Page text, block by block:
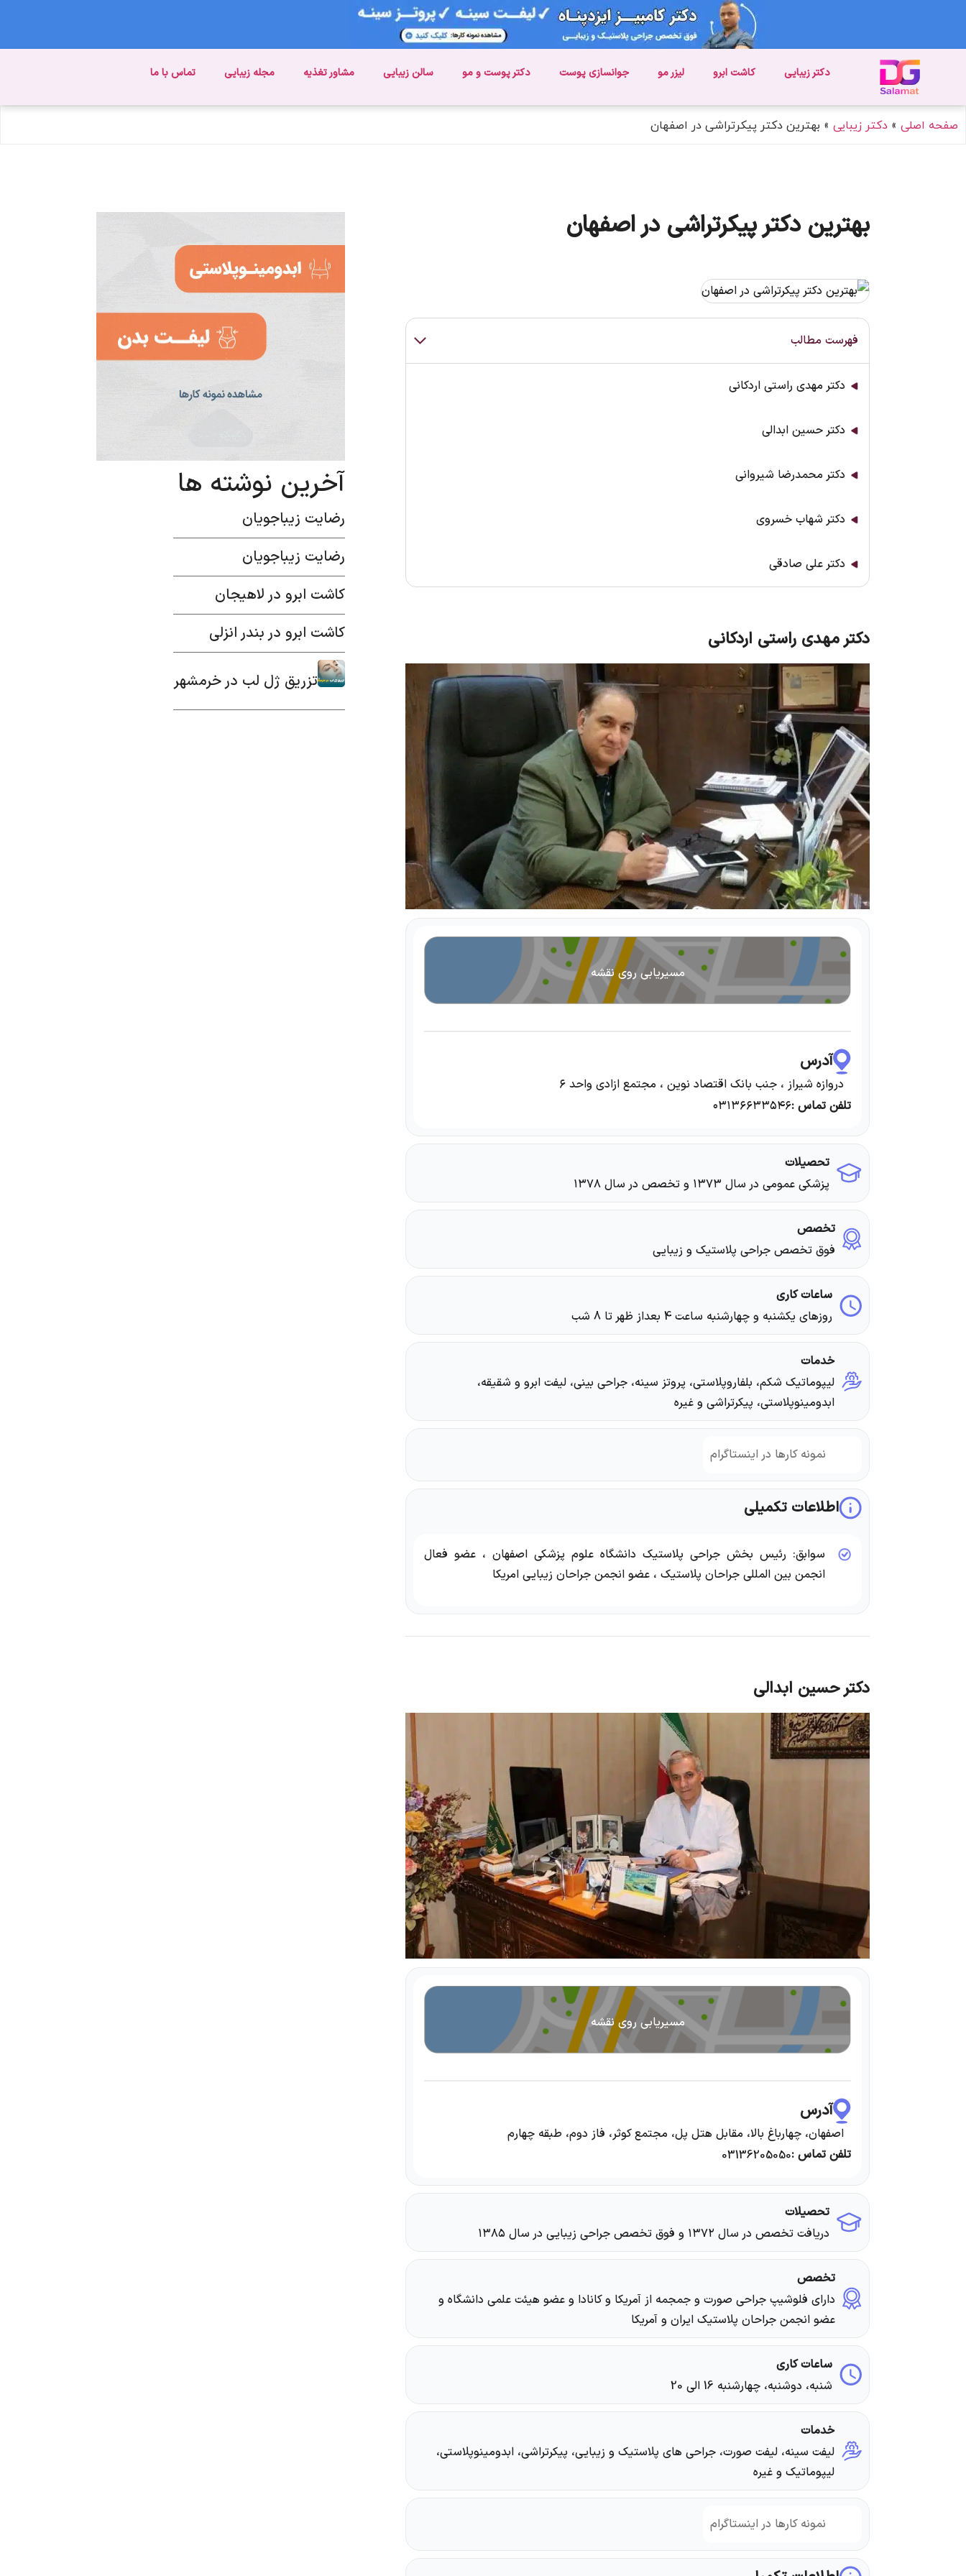
دکتر زیبایی کاشت ابرو لیزر مو جوانسازی پوست دکتر پوست و مو سالن زیبایی مشاور تغذیه مجله زیبایی تماس با ما
صفحه اصلی » دکتر زیبایی » بهترین دکتر پیکرتراشی در اصفهان
آخرین نوشته ها
رضایت زیباجویان
رضایت زیباجویان
کاشت ابرو در لاهیجان
کاشت ابرو در بندر انزلی
تزریق ژل لب در خرمشهر
بهترین دکتر پیکرتراشی در اصفهان
فهرست مطالب
دکتر مهدی راستی اردکانی
دکتر حسین ابدالی
دکتر محمدرضا شیروانی
دکتر شهاب خسروی
دکتر علی صادقی
دکتر مهدی راستی اردکانی
مسیریابی روی نقشه
آدرس
دروازه شیراز ، جنب بانک اقتصاد نوین ، مجتمع ازادی واحد ۶
تلفن تماس :۰۳۱۳۶۶۳۳۵۴۶
تحصیلات
پزشکی عمومی در سال ۱۳۷۳ و تخصص در سال ۱۳۷۸
تخصص
فوق تخصص جراحی پلاستیک و زیبایی
ساعات کاری
روزهای یکشنبه و چهارشنبه ساعت 4 بعداز ظهر تا 8 شب
خدمات
لیپوماتیک شکم، بلفاروپلاستی، پروتز سینه، جراحی بینی، لیفت ابرو و شقیقه،
ابدومینوپلاستی، پیکرتراشی و غیره
نمونه کارها در اینستاگرام
اطلاعات تکمیلی
سوابق: رئیس بخش جراحی پلاستیک دانشگاه علوم پزشکی اصفهان ، عضو فعال
انجمن بین المللی جراحان پلاستیک ، عضو انجمن جراحان زیبایی امریکا
دکتر حسین ابدالی
مسیریابی روی نقشه
آدرس
اصفهان، چهارباغ بالا، مقابل هتل پل، مجتمع کوثر، فاز دوم، طبقه چهارم
تلفن تماس :03136205050
تحصیلات
دریافت تخصص در سال ۱۳۷۲ و فوق تخصص جراحی زیبایی در سال ۱۳۸۵
تخصص
دارای فلوشیپ جراحی صورت و جمجمه از آمریکا و کانادا و عضو هیئت علمی دانشگاه و
عضو انجمن جراحان پلاستیک ایران و آمریکا
ساعات کاری
شنبه، دوشنبه، چهارشنبه 16 الی 20
خدمات
لیفت سینه، لیفت صورت، جراحی های پلاستیک و زیبایی، پیکرتراشی، ابدومینوپلاستی،
لیپوماتیک و غیره
نمونه کارها در اینستاگرام